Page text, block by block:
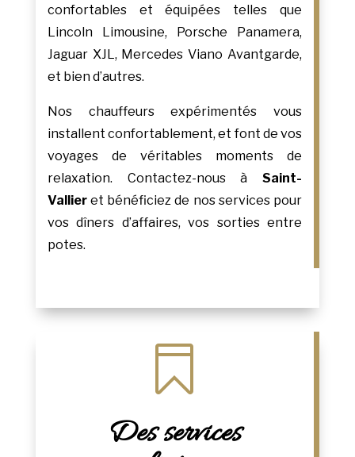
confortables et équipées telles que
Lincoln Limousine, Porsche Panamera,
Jaguar XJL, Mercedes Viano Avantgarde,
et bien d’autres.
Nos chauffeurs expérimentés vous
installent confortablement, et font de vos
voyages de véritables moments de
relaxation. Contactez-nous àSaint-
Vallieret bénéficiez de nos services pour
vos dîners d’affaires, vos sorties entre
potes.

Des services